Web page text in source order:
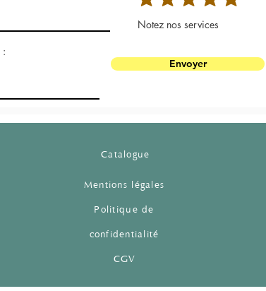
Notez nos services
:
Envoyer
Catalogue
Mentions légales
Politique de
confidentialité
CGV